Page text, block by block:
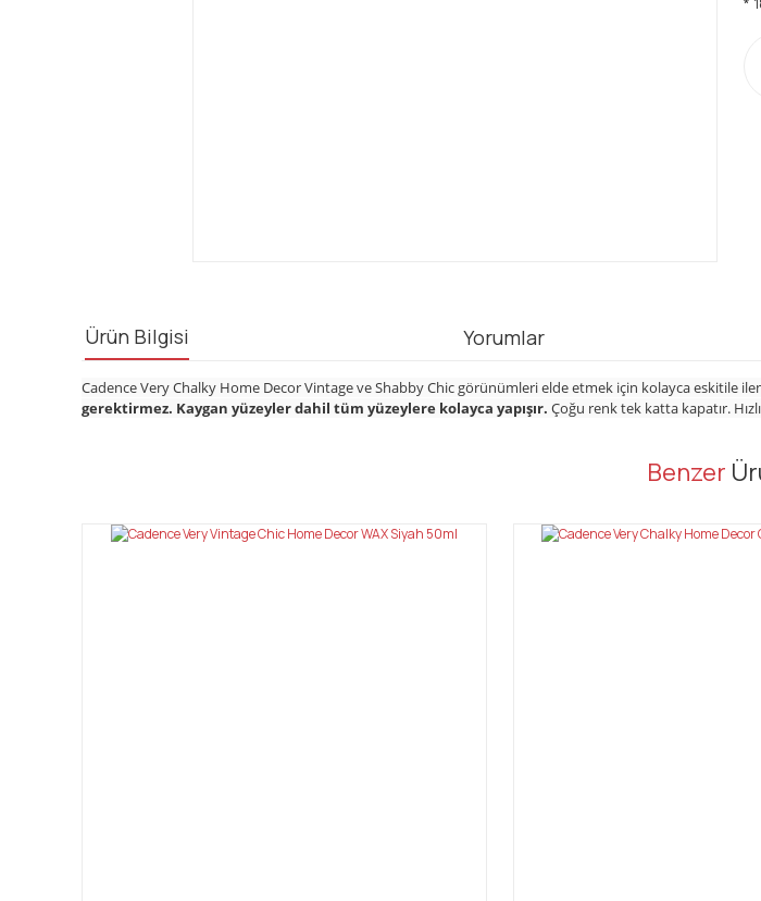
Ürün Bilgisi Yorumlar
Cadence Very Chalky Home Decor Vintage ve Shabby Chic görünümleri elde etmek için kolayca eskitile
gerektirmez. Kaygan yüzeyler dahil tüm yüzeylere kolayca yapışır. Çoğu renk tek katta kapatır.
Bu ürünün fiyat bilgisi, resim, ürün açıklamalarında ve diğer konularda yetersiz gördüğünüz
Ürün resmi kalitesiz, bozuk veya görüntülenemiyor.
Benzer